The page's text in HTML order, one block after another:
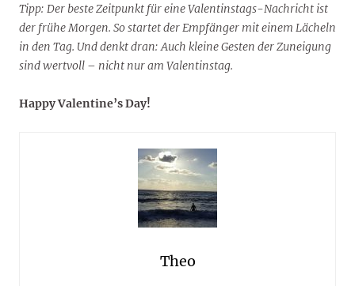
Tipp: Der beste Zeitpunkt für eine Valentinstags-Nachricht ist
der frühe Morgen. So startet der Empfänger mit einem Lächeln
in den Tag. Und denkt dran: Auch kleine Gesten der Zuneigung
sind wertvoll – nicht nur am Valentinstag.
Happy Valentine’s Day!
Theo